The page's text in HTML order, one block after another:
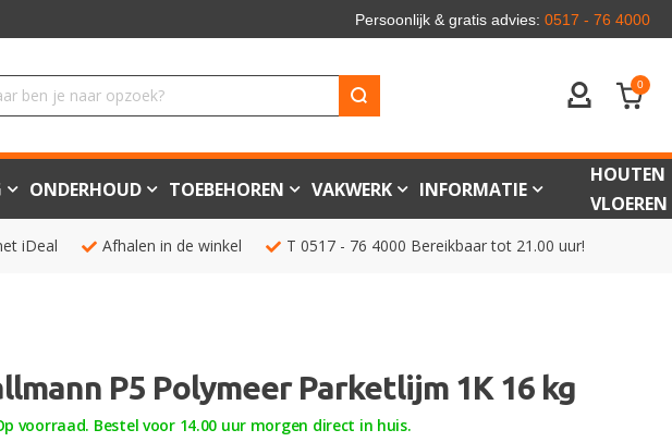
Persoonlijk & gratis advies: 0517 - 76 4000
ACCOUNT
0
ONDERHOUD TOEBEHOREN VAKWERK INFORMATIE
HOUTEN
VLOEREN
iDeal Afhalen in de winkel T 0517 - 76 4000 Bereikbaar tot 21.00 uur!
P5 Polymeer Parketlijm 1K 16 kg
voorraad. Bestel voor 14.00 uur morgen direct in huis.